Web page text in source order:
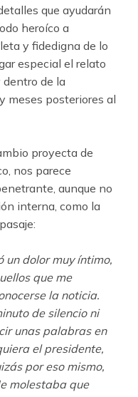
que ayudarán
heroíco a
y fidedigna de lo
especial el relato
dentro de la
meses posteriores al
proyecta de
nos parece
aunque no
interna, como la
un dolor muy íntimo,
que me
la noticia.
de silencio ni
unas palabras en
el presidente,
por eso mismo,
molestaba que